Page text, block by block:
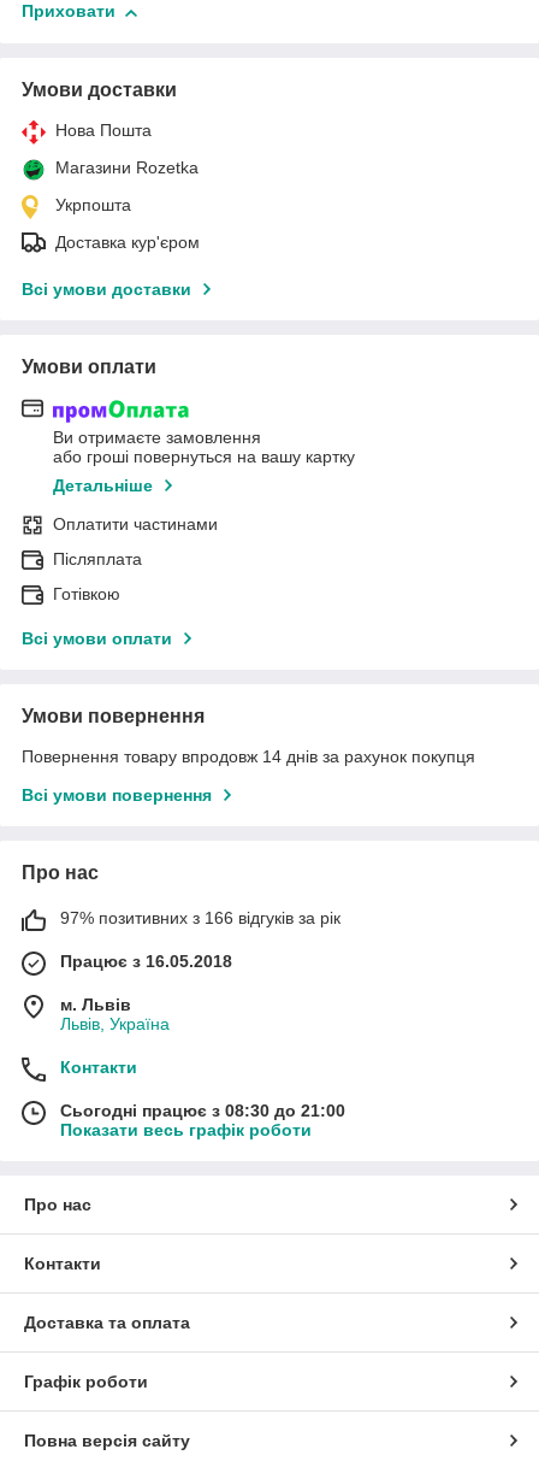
Приховати
Умови доставки
Нова Пошта
Магазини Rozetka
Укрпошта
Доставка кур'єром
Всі умови доставки
Умови оплати
Ви отримаєте замовлення
або гроші повернуться на вашу картку
Детальніше
Оплатити частинами
Післяплата
Готівкою
Всі умови оплати
Умови повернення
Повернення товару впродовж 14 днів за рахунок покупця
Всі умови повернення
Про нас
97% позитивних з 166 відгуків за рік
Працює з 16.05.2018
м. Львів
Львів, Україна
Контакти
Сьогодні працює з 08:30 до 21:00
Показати весь графік роботи
Про нас
Контакти
Доставка та оплата
Графік роботи
Повна версія сайту